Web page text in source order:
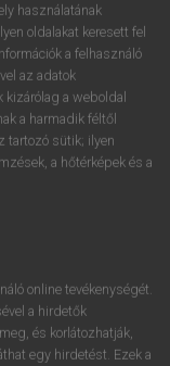
használatának
oldalakat keresett fel
a felhasználó
az adatok
a weboldal
a harmadik féltől
tartozó sütik; ilyen
a hőtérképek és a
online tevékenységét.
a hirdetők
és korlátozhatják,
egy hirdetést. Ezek a